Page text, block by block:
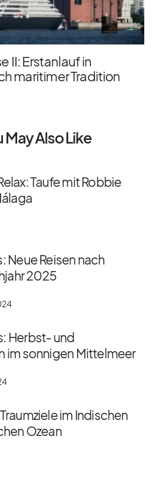
II: Erstanlauf in
maritimer Tradition
May Also Like
Taufe mit Robbie
Neue Reisen nach
2025
Herbst- und
im sonnigen Mittelmeer
im Indischen
Ozean